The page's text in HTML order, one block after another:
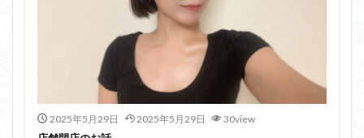
2025年5月29日 2025年5月29日 30view